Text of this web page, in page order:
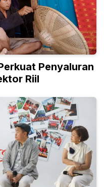
Penyaluran
Riil